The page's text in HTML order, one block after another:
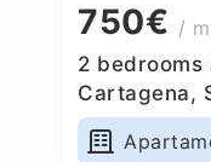
750€ /
2
Cartagena,